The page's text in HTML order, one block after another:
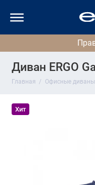
Диван ERGO
Главная Офисные диваны
Хит